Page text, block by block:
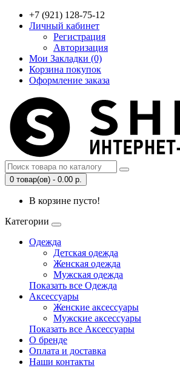
+7 (921) 128-75-12
Личный кабинет
Регистрация
Авторизация
Мои Закладки (0)
Корзина покупок
Оформление заказа
0 товар(ов) - 0.00 р.
В корзине пусто!
Категории
Одежда
Детская одежда
Женская одежда
Мужская одежда
Показать все Одежда
Аксессуары
Женские аксессуары
Мужские аксессуары
Показать все Аксессуары
О бренде
Оплата и доставка
Наши контакты